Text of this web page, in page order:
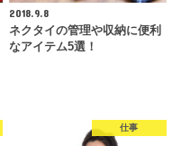
2018.9.8
ネクタイの管理や収納に便利
なアイテム5選！
仕事